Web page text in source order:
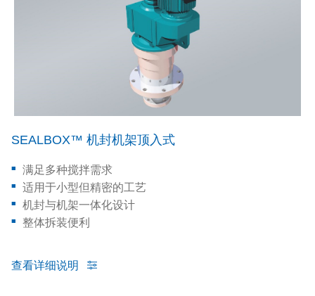
SEALBOX™ 机封机架顶入式
满足多种搅拌需求
适用于小型但精密的工艺
机封与机架一体化设计
整体拆装便利
查看详细说明